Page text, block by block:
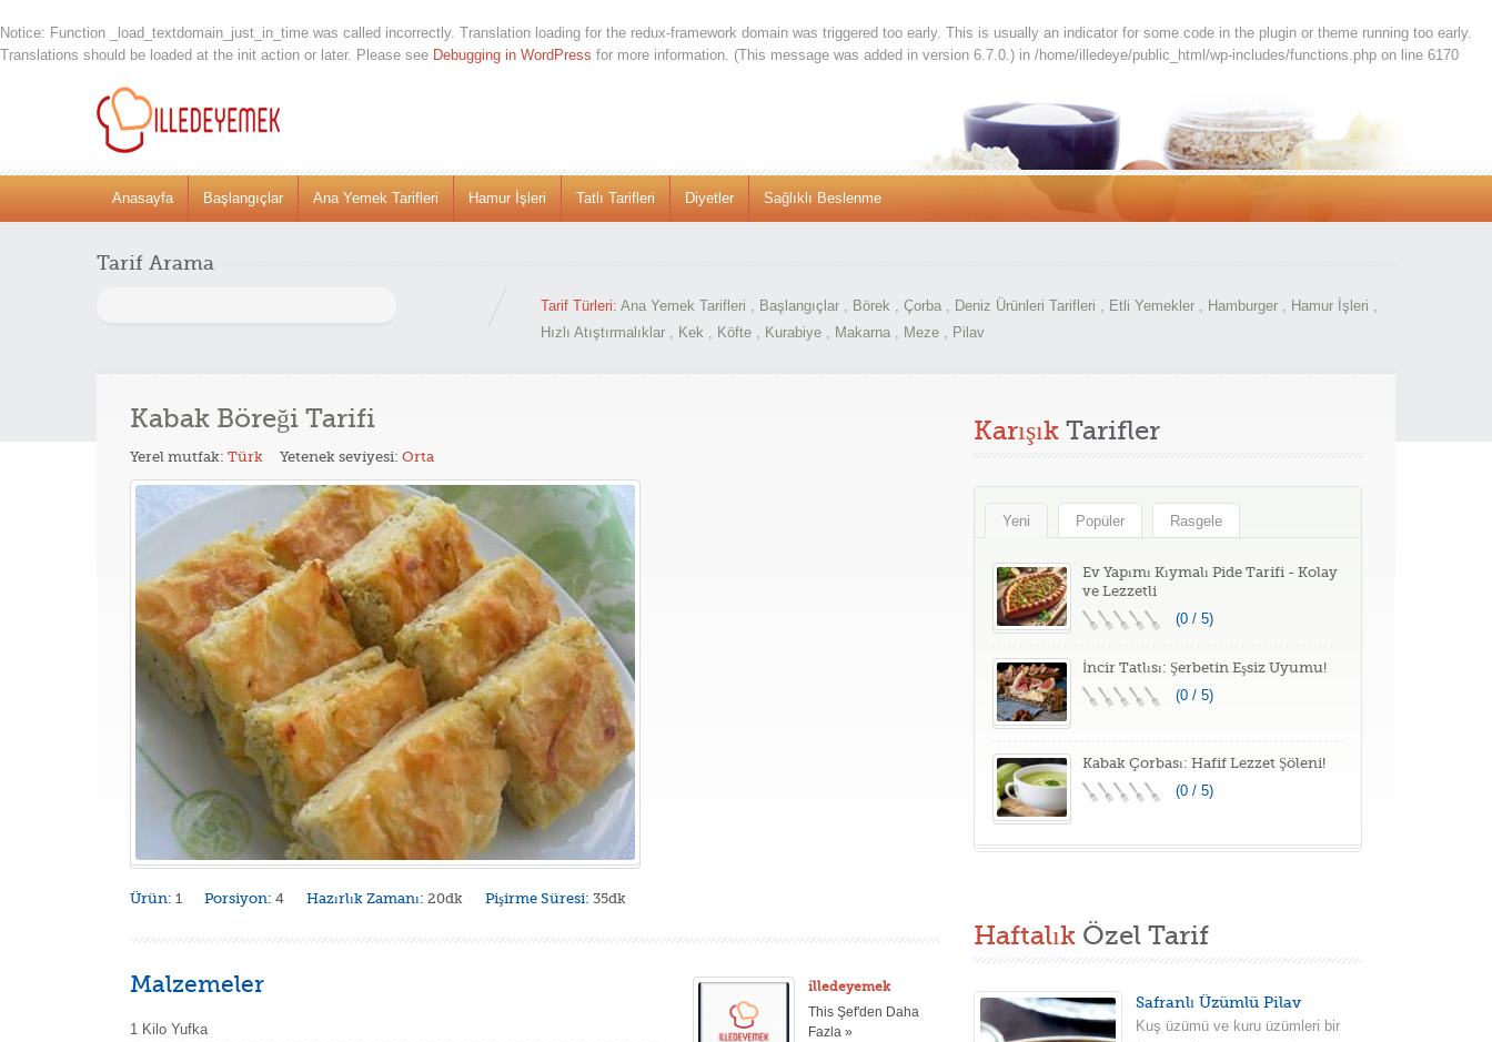
Notice: Function _load_textdomain_just_in_time was called incorrectly. Translation loading for the redux-framework domain was triggered too early. This is usually an indicator for some code in the plugin or theme running too early.
Translations should be loaded at the init action or later. Please see Debugging in WordPress for more information. (This message was added in version 6.7.0.) in /home/illedeye/public_html/wp-includes/functions.php on line 6170
Anasayfa Başlangıçlar Ana Yemek Tarifleri Hamur İşleri Tatlı Tarifleri Diyetler Sağlıklı Beslenme
Tarif Arama
Tarif Türleri: Ana Yemek Tarifleri , Başlangıçlar , Börek , Çorba , Deniz Ürünleri Tarifleri , Etli Yemekler , Hamburger , Hamur İşleri ,
Hızlı Atıştırmalıklar , Kek , Köfte , Kurabiye , Makarna , Meze , Pilav
Kabak Böreği Tarifi
Yerel mutfak: Türk Yetenek seviyesi: Orta
Ürün: 1 Porsiyon: 4 Hazırlık Zamanı: 20dk Pişirme Süresi: 35dk
illedeyemek
This Şef'den Daha
Fazla »
Malzemeler
1 Kilo Yufka
Karışık Tarifler
Yeni Popüler Rasgele
Ev Yapımı Kıymalı Pide Tarifi - Kolay
ve Lezzetli
(0 / 5)
İncir Tatlısı: Şerbetin Eşsiz Uyumu!
(0 / 5)
Kabak Çorbası: Hafif Lezzet Şöleni!
(0 / 5)
Haftalık Özel Tarif
Safranlı Üzümlü Pilav
Kuş üzümü ve kuru üzümleri bir